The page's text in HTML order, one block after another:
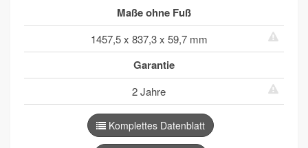
Maße ohne Fuß
1457,5 x 837,3 x 59,7 mm
Garantie
2 Jahre
Komplettes Datenblatt